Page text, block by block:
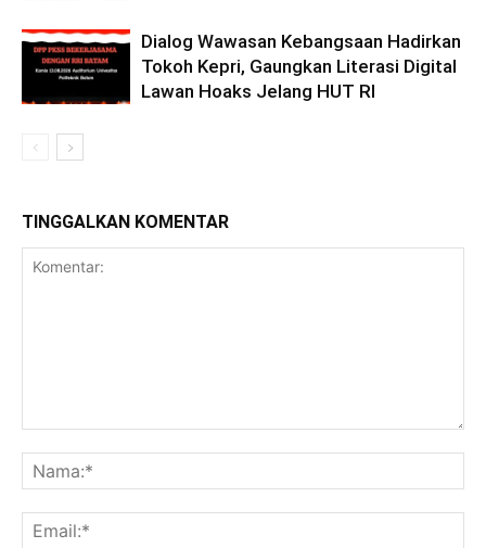
Dialog Wawasan Kebangsaan Hadirkan
Tokoh Kepri, Gaungkan Literasi Digital
Lawan Hoaks Jelang HUT RI
TINGGALKAN KOMENTAR